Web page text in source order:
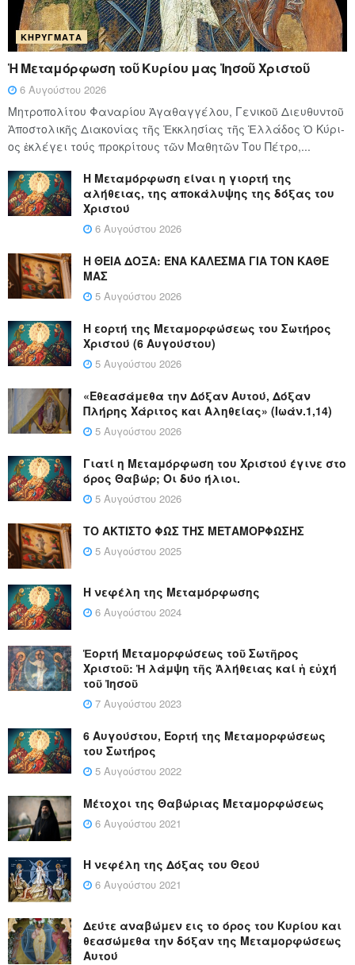
ΚΗΡΎΓΜΑΤΑ
Ἡ Μεταμόρφωση τοῦ Κυρίου μας Ἰησοῦ Χριστοῦ
6 Αυγούστου 2026
Μητροπολίτου Φαναρίου Ἀγαθαγγέλου, Γενικοῦ Διευθυντοῦ
Ἀποστολικῆς Διακονίας τῆς Ἐκκλησίας τῆς Ἑλλάδος Ὁ Κύ­ρι­
ος ἐκλέγει τούς προ­κρί­τους τῶν Μα­θη­τῶν Του Πέ­τρο,...
Η Μεταμόρφωση είναι η γιορτή της
αλήθειας, της αποκάλυψης της δόξας του
Χριστού
6 Αυγούστου 2026
Η ΘΕΙΑ ΔΟΞΑ: ΈΝΑ ΚΑΛΕΣΜΑ ΓΙΑ ΤΟΝ ΚΑΘΕ
ΜΑΣ
5 Αυγούστου 2026
Η εορτή της Μεταμορφώσεως του Σωτήρος
Χριστού (6 Αυγούστου)
5 Αυγούστου 2026
«Εθεασάμεθα την Δόξαν Αυτού, Δόξαν
Πλήρης Χάριτος και Αληθείας» (Ιωάν.1,14)
5 Αυγούστου 2026
Γιατί η Μεταμόρφωση του Χριστού έγινε στο
όρος Θαβώρ; Οι δύο ήλιοι.
5 Αυγούστου 2026
ΤΟ ΑΚΤΙΣΤΟ ΦΩΣ ΤΗΣ ΜΕΤΑΜΟΡΦΩΣΗΣ
5 Αυγούστου 2025
Η νεφέλη της Μεταμόρφωσης
6 Αυγούστου 2024
Ἑορτή Μεταμορφώσεως τοῦ Σωτῆρος
Χριστοῦ: Ἡ λάμψη τῆς Ἀλήθειας καί ἡ εὐχή
τοῦ Ἰησοῦ
7 Αυγούστου 2023
6 Αυγούστου, Εορτή της Μεταμορφώσεως
του Σωτήρος
5 Αυγούστου 2022
Μέτοχοι της Θαβώριας Μεταμορφώσεως
6 Αυγούστου 2021
Η νεφέλη της Δόξας του Θεού
6 Αυγούστου 2021
Δεύτε αναβώμεν εις το όρος του Κυρίου και
θεασώμεθα την δόξαν της Μεταμορφώσεως
Αυτού